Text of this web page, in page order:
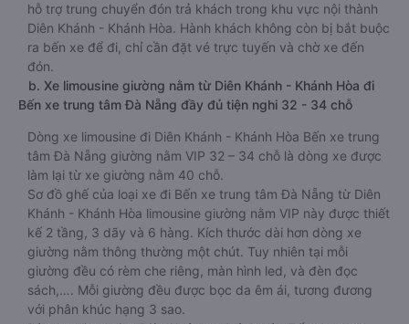
hỗ trợ trung chuyển đón trả khách trong khu vực nội thành
Diên Khánh - Khánh Hòa. Hành khách không còn bị bắt buộc
ra bến xe để đi, chỉ cần đặt vé trực tuyến và chờ xe đến
đón.
b. Xe limousine giường nằm từ Diên Khánh - Khánh Hòa đi
Bến xe trung tâm Đà Nẵng đầy đủ tiện nghi 32 - 34 chỗ
Dòng xe limousine đi Diên Khánh - Khánh Hòa Bến xe trung
tâm Đà Nẵng giường nằm VIP 32 – 34 chỗ là dòng xe được
làm lại từ xe giường nằm 40 chỗ.
Sơ đồ ghế của loại xe đi Bến xe trung tâm Đà Nẵng từ Diên
Khánh - Khánh Hòa limousine giường nằm VIP này được thiết
kế 2 tầng, 3 dãy và 6 hàng. Kích thước dài hơn dòng xe
giường nằm thông thường một chút. Tuy nhiên tại mỗi
giường đều có rèm che riêng, màn hình led, và đèn đọc
sách,…. Mỗi giường đều được bọc da êm ái, tương đương
với phân khúc hạng 3 sao.